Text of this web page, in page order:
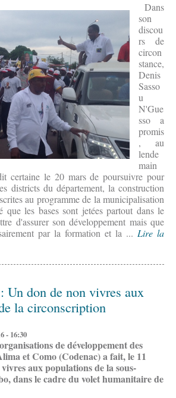
Dans
son
discou
rs de
circon
stance,
Denis
Sasso
u
N'Gue
sso a
promis
, au
lende
main
certaine le 20 mars de poursuivre pour
districts du département, la construction
au programme de la municipalisation
que les bases sont jetées partout dans le
d'assurer son développement mais que
par la formation et la ... Lire la
don de non vivres aux
la circonscription
- 16:30
de développement des
et Como (Codenac) a fait, le 11
aux populations de la sous-
dans le cadre du volet humanitaire de